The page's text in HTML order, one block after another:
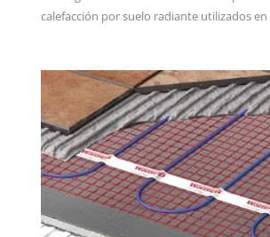
calefacción por suelo radiante utilizados